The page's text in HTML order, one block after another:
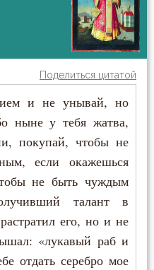
Поделиться цитатой
и не унывай, но
ныне у тебя жатва,
покупай, чтобы не
если окажешься
не быть чуждым
талант в
его, но и не
«лукавый раб и
отдать серебро мое